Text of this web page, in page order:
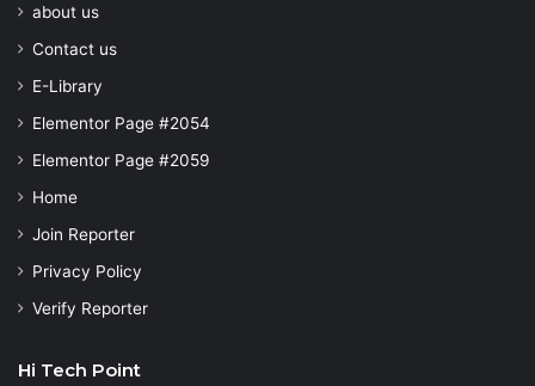
about us
Contact us
E-Library
Elementor Page #2054
Elementor Page #2059
Home
Join Reporter
Privacy Policy
Verify Reporter
Hi Tech Point